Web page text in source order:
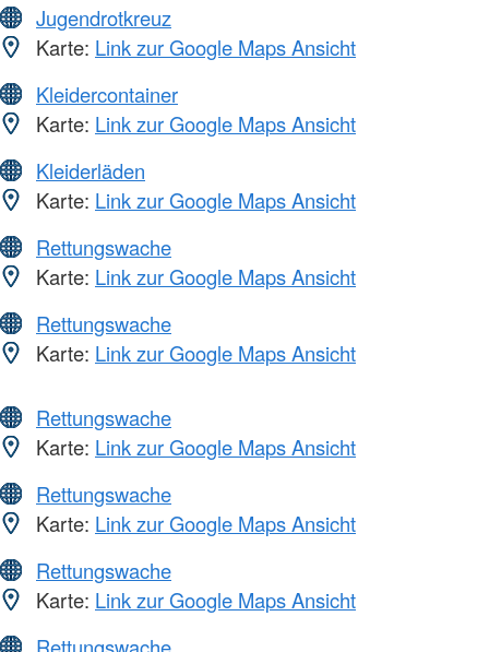
Jugendrotkreuz
Karte: Link zur Google Maps Ansicht
Kleidercontainer
Karte: Link zur Google Maps Ansicht
Kleiderläden
Karte: Link zur Google Maps Ansicht
Rettungswache
Karte: Link zur Google Maps Ansicht
Rettungswache
Karte: Link zur Google Maps Ansicht
Rettungswache
Karte: Link zur Google Maps Ansicht
Rettungswache
Karte: Link zur Google Maps Ansicht
Rettungswache
Karte: Link zur Google Maps Ansicht